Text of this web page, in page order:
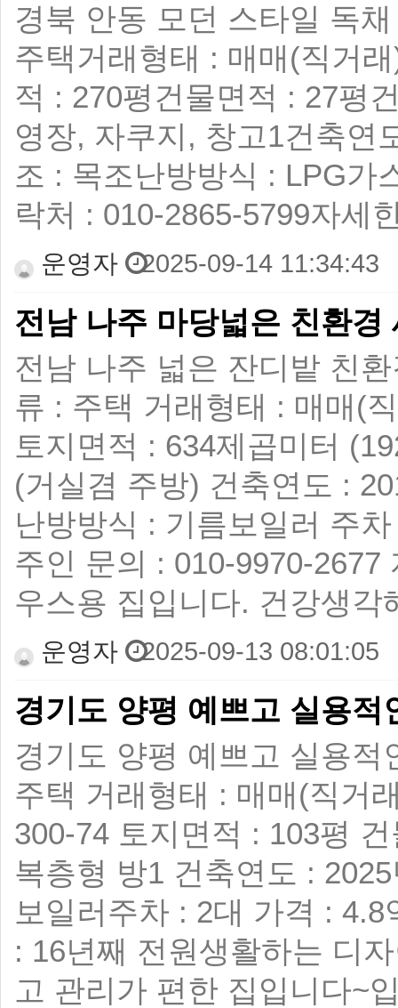
경북 안동 모던 스타일 독채
주택 ​ 거래형태 : 매매(직거
적 : 270평 ​ 건물면적 : 27평
영장, 자쿠지, 창고1 ​ 건축연
조 : 목조 ​ 난방방식 : LPG가
락처 : 010-2865-5799 ​ 자
운영자 2025-09-14 11:34:43
전남 나주 마당넓은 친환
전남 나주 넓은 잔디밭 친
류 : 주택 거래형태 : 매매(
토지면적 : 634제곱미터
(거실겸 주방) 건축연도 :
난방방식 : 기름보일러 주
주인 문의 : 010-9970-
우스용 집입니다. 건강생
운영자 2025-09-13 08:01:05
경기도 양평 예쁘고 실용
경기도 양평 예쁘고 실용
주택 거래형태 : 매매(직거
300-74 토지면적 : 103평
복층형 방1 건축연도 :
보일러 ​ 주차 : 2대 가격 :
: 16년째 전원생활하는 디
고 관리가 편한 집입니다~